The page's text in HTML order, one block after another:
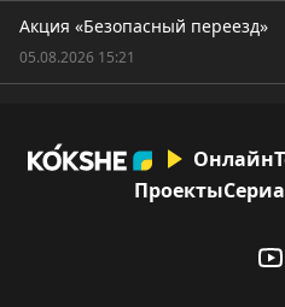
Акция «Безопасный переезд»
05.08.2026 15:21
Онлайн
Проекты